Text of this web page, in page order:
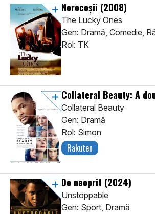
Norocoșii (2008)
The Lucky Ones
Gen: Dramă, Comedie,
Rol: TK
Collateral Beauty: A
Collateral Beauty
Gen: Dramă
Rol: Simon
Rakuten
De neoprit (2024)
Unstoppable
Gen: Sport, Dramă